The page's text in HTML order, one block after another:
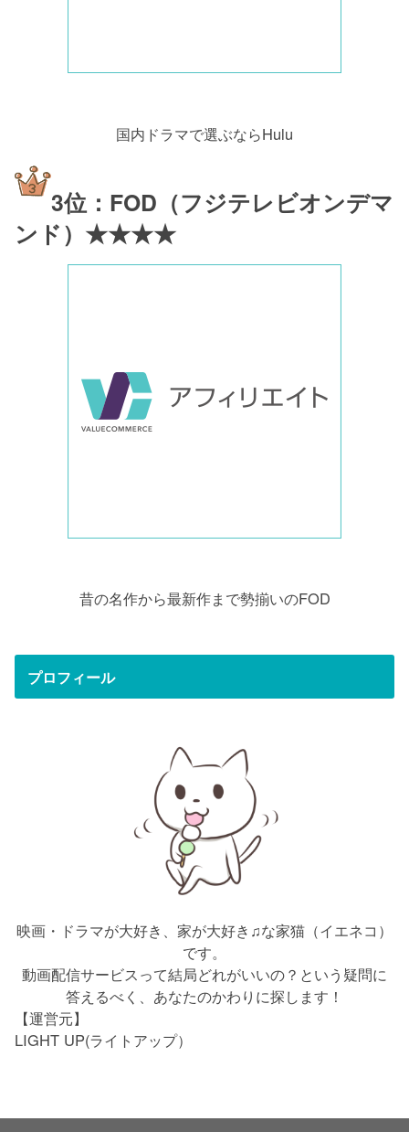
国内ドラマで選ぶならHulu
3位：FOD（フジテレビオンデマ
ンド）★★★★
昔の名作から最新作まで勢揃いのFOD
プロフィール
映画・ドラマが大好き、家が大好き♫な家猫（イエネコ）
です。
動画配信サービスって結局どれがいいの？という疑問に
答えるべく、あなたのかわりに探します！
【運営元】
LIGHT UP(ライトアップ）